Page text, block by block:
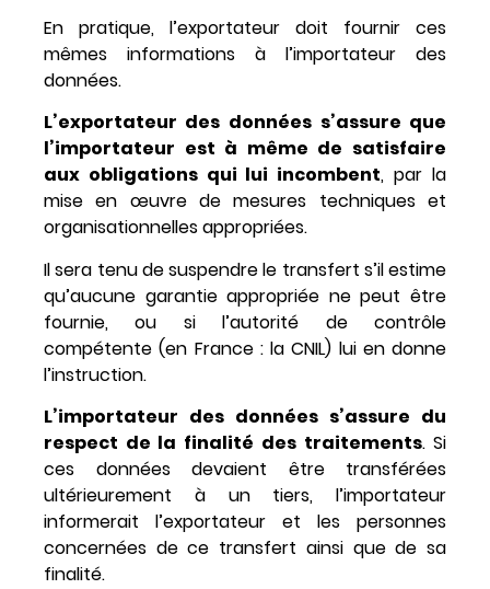
En pratique, l’exportateur doit fournir ces
mêmes informations à l’importateur des
données.
L’exportateur des données s’assure que
l’importateur est à même de satisfaire
aux obligations qui lui incombent, par la
mise en œuvre de mesures techniques et
organisationnelles appropriées.
Il sera tenu de suspendre le transfert s’il estime
qu’aucune garantie appropriée ne peut être
fournie, ou si l’autorité de contrôle
compétente (en France : la CNIL) lui en donne
l’instruction.
L’importateur des données s’assure du
respect de la finalité des traitements. Si
ces données devaient être transférées
ultérieurement à un tiers, l’importateur
informerait l’exportateur et les personnes
concernées de ce transfert ainsi que de sa
finalité.